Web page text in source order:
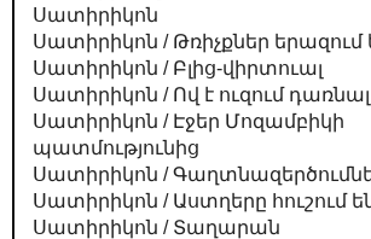
Սատիրիկոն
Սատիրիկոն / Թռիչքներ երազում
Սատիրիկոն / Բլից-վիրտուալ
Սատիրիկոն / Ով է ուզում
Սատիրիկոն / Էջեր Մոզամբիկի
պատմությունից
Սատիրիկոն /
Սատիրիկոն / Աստղերը հուշում
Սատիրիկոն / Տաղարան